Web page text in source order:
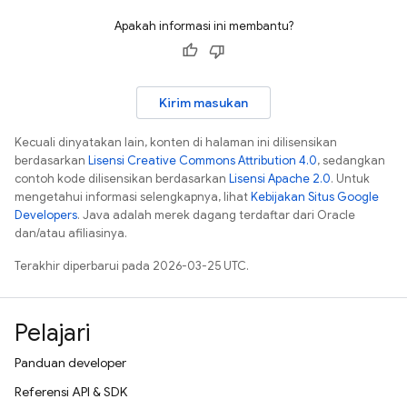
Apakah informasi ini membantu?
Kirim masukan
Kecuali dinyatakan lain, konten di halaman ini dilisensikan
berdasarkan Lisensi Creative Commons Attribution 4.0, sedangkan
contoh kode dilisensikan berdasarkan Lisensi Apache 2.0. Untuk
mengetahui informasi selengkapnya, lihatKebijakan Situs Google
Developers. Java adalah merek dagang terdaftar dari Oracle
dan/atau afiliasinya.
Terakhir diperbarui pada 2026-03-25 UTC.
Pelajari
Panduan developer
Referensi API & SDK